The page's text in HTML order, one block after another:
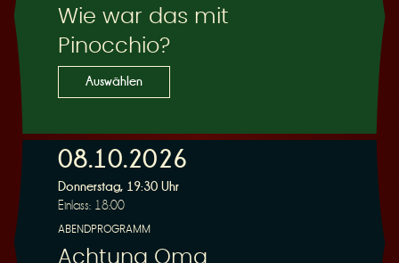
r
u
Wie war das mit
Pinocchio?
Auswählen
08.10.2026
Donnerstag, 19:30 Uhr
Einlass: 18:00
ABENDPROGRAMM
Achtung Oma